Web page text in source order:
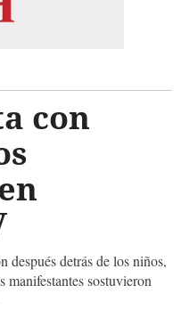
con
después detrás de los niños,
manifestantes sostuvieron